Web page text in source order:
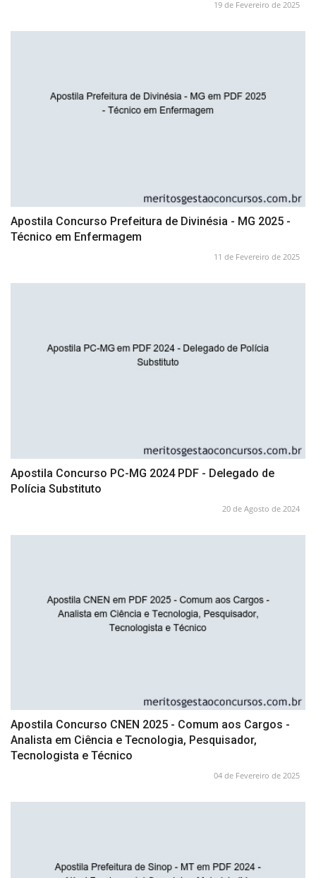
19 de Fevereiro de 2025
Apostila Concurso Prefeitura de Divinésia - MG 2025 -
Técnico em Enfermagem
11 de Fevereiro de 2025
Apostila Concurso PC-MG 2024 PDF - Delegado de
Polícia Substituto
20 de Agosto de 2024
Apostila Concurso CNEN 2025 - Comum aos Cargos -
Analista em Ciência e Tecnologia, Pesquisador,
Tecnologista e Técnico
04 de Fevereiro de 2025